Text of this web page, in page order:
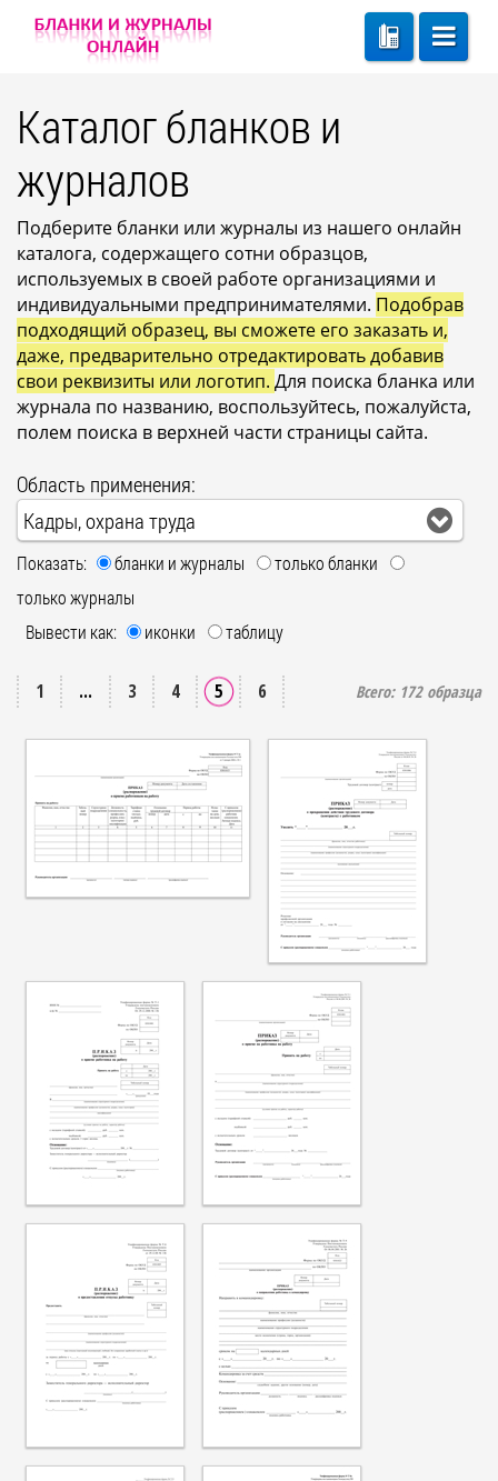
Каталог бланков и
журналов
Подберите бланки или журналы из нашего онлайн
каталога, содержащего сотни образцов,
используемых в своей работе организациями и
индивидуальными предпринимателями. Подобрав
подходящий образец, вы сможете его заказать и,
даже, предварительно отредактировать добавив
свои реквизиты или логотип. Для поиска бланка или
журнала по названию, воспользуйтесь, пожалуйста,
полем поиска в верхней части страницы сайта.
Область применения:
Кадры, охрана труда
Показать: бланки и журналы
только бланки
только журналы
Вывести как:
иконки таблицу
1 ... 3 4 5 6 Всего: 172образца